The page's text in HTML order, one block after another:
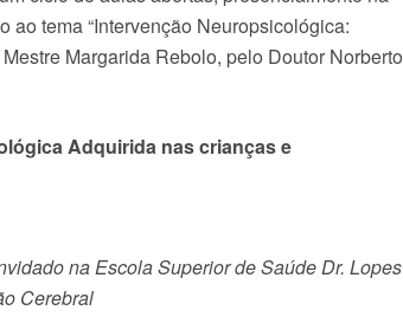
Revista ATUA
ao tema “Intervenção Neuropsicológica:
Margarida Rebolo, pelo Doutor Norberto
Adquirida nas crianças e
na Escola Superior de Saúde Dr. Lopes
Cerebral